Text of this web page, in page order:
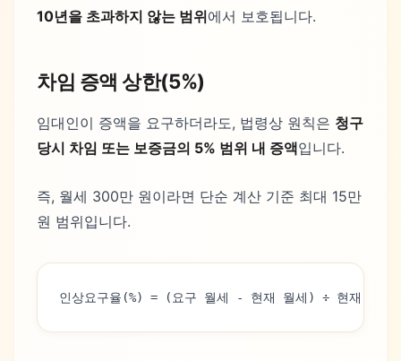
10년을 초과하지 않는 범위에서 보호됩니다.
차임 증액 상한(5%)
임대인이 증액을 요구하더라도, 법령상 원칙은 청구
당시 차임 또는 보증금의 5% 범위 내 증액입니다.
즉, 월세 300만 원이라면 단순 계산 기준 최대 15만
원 범위입니다.
인상요구율(%) = (요구 월세 - 현재 월세) ÷ 현재 월세